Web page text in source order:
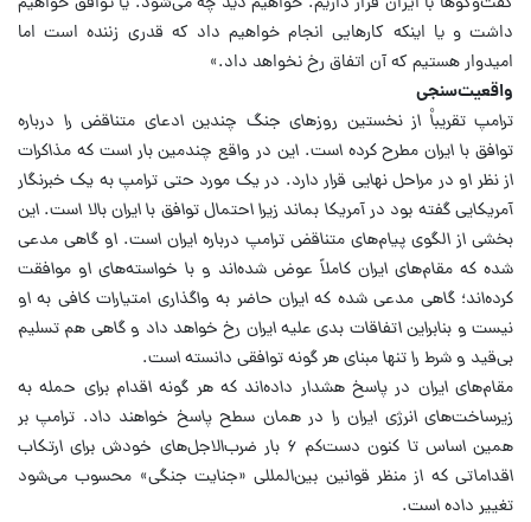
داشت و یا اینکه کارهایی انجام خواهیم داد که قدری زننده است اما
امیدوار هستیم که آن اتفاق رخ نخواهد داد.»
واقعیت‌سنجی
ترامپ تقریباْ از نخستین روزهای جنگ چندین ادعای متناقض را درباره
توافق با ایران مطرح کرده است. این در واقع چندمین بار است که مذاکرات
از نظر او در مراحل نهایی قرار دارد. در یک مورد حتی ترامپ به یک خبرنگار
آمریکایی گفته بود در آمریکا بماند زیرا احتمال توافق با ایران بالا است. این
بخشی از الگوی پیام‌های متناقض ترامپ درباره ایران است. او گاهی مدعی
شده که مقام‌های ایران کاملاً عوض شده‌اند و با خواسته‌های او موافقت
کرده‌اند؛ گاهی مدعی شده که ایران حاضر به واگذاری امتیارات کافی به او
نیست و بنابراین اتفاقات بدی علیه ایران رخ خواهد داد و گاهی هم تسلیم
بی‌قید و شرط را تنها مبنای هر گونه توافقی دانسته است.
مقام‌های ایران در پاسخ هشدار داده‌اند که هر گونه اقدام برای حمله به
زیرساخت‌های انرژی ایران را در همان سطح پاسخ خواهند داد. ترامپ بر
همین اساس تا کنون دست‌کم ۶ بار ضرب‌الاجل‌های خودش برای ارتکاب
اقداماتی که از منظر قوانین بین‌المللی «جنایت جنگی» محسوب می‌شود
تغییر داده است.